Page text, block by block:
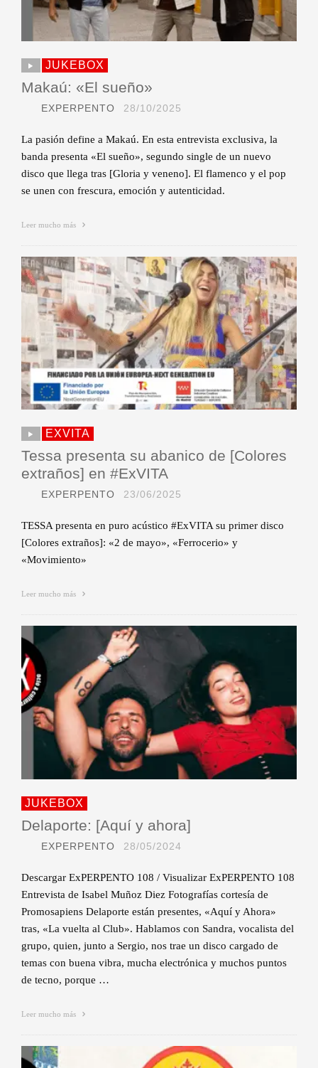
JUKEBOX
Makaú: «El sueño»
EXPERPENTO 28/10/2025
La pasión define a Makaú. En esta entrevista exclusiva, la
banda presenta «El sueño», segundo single de un nuevo
disco que llega tras [Gloria y veneno]. El flamenco y el pop
se unen con frescura, emoción y autenticidad.
Leer mucho más
EXVITA
Tessa presenta su abanico de [Colores
extraños] en #ExVITA
EXPERPENTO 23/06/2025
TESSA presenta en puro acústico #ExVITA su primer disco
[Colores extraños]: «2 de mayo», «Ferrocerio» y
«Movimiento»
Leer mucho más
JUKEBOX
Delaporte: [Aquí y ahora]
EXPERPENTO 28/05/2024
Descargar ExPERPENTO 108 / Visualizar ExPERPENTO 108
Entrevista de Isabel Muñoz Diez Fotografías cortesía de
Promosapiens Delaporte están presentes, «Aquí y Ahora»
tras, «La vuelta al Club». Hablamos con Sandra, vocalista del
grupo, quien, junto a Sergio, nos trae un disco cargado de
temas con buena vibra, mucha electrónica y muchos puntos
de tecno, porque …
Leer mucho más